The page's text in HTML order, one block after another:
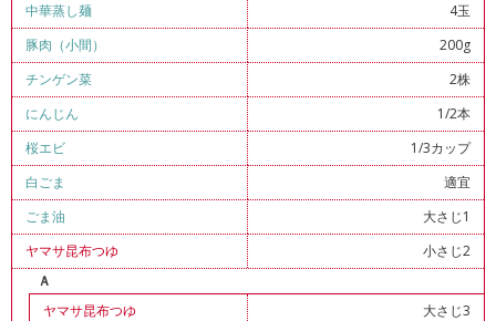
中華蒸し麺
4玉
豚肉（小間）
200g
チンゲン菜
2株
にんじん
1/2本
桜エビ
1/3カップ
白ごま
適宜
ごま油
大さじ1
ヤマサ昆布つゆ
小さじ2
Ａ
ヤマサ昆布つゆ
大さじ3